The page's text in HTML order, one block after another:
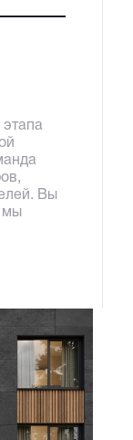
этапа
Вы
мы